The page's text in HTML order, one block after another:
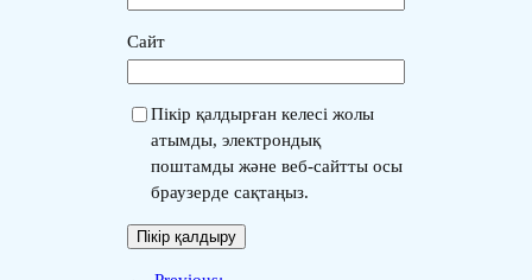
Сайт
Пікір қалдырған келесі жолы
атымды, электрондық
поштамды және веб-сайтты осы
браузерде сақтаңыз.